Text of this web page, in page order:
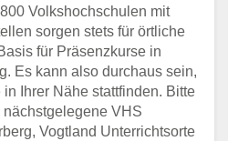
Volkshochschulen mit
sorgen stets für örtliche
für Präsenzkurse in
Es kann also durchaus sein,
Ihrer Nähe stattfinden. Bitte
VHS
Vogtland Unterrichtsorte